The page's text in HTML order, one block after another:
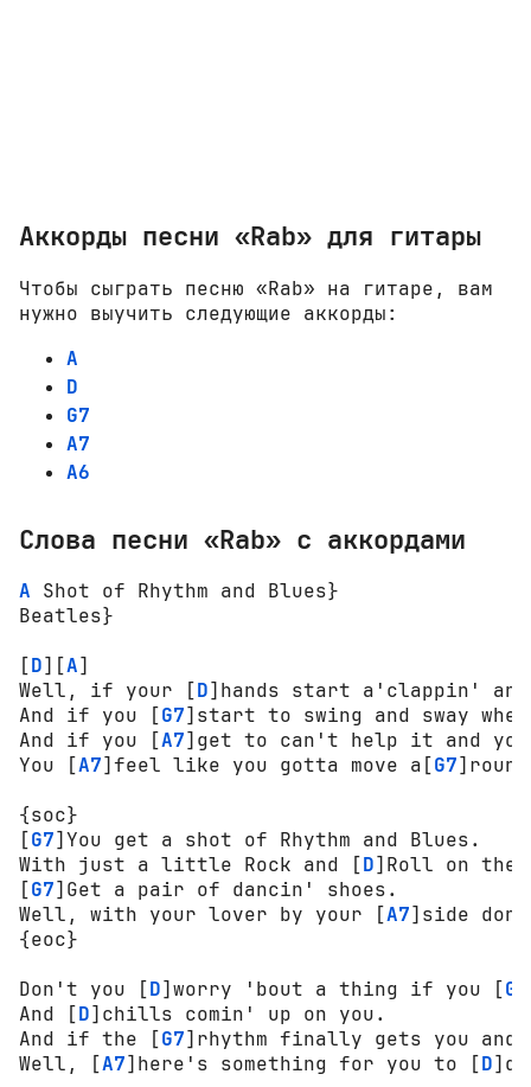
Аккорды песни «Rab» для гитары
Чтобы сыграть песню «Rab» на гитаре, вам
нужно выучить следующие аккорды:
A
D
G7
A7
A6
Слова песни «Rab» с аккордами
A Shot of Rhythm and Blues}
Beatles}
[D][A]
Well, if your [D]hands start a'clappin'
And if you [G7]start to swing and sway
And if you [A7]get to can't help it and
You [A7]feel like you gotta move a[G7
{soc}
[G7]You get a shot of Rhythm and Blues.
With just a little Rock and [D]Roll on the
[G7]Get a pair of dancin' shoes.
Well, with your lover by your [A7]side
{eoc}
Don't you [D]worry 'bout a thing if you [G7
And [D]chills comin' up on you.
And if the [G7]rhythm finally gets you and
Well, [A7]here's something for you to [D